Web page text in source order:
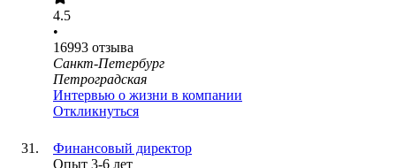
4.5
•
16993 отзыва
Санкт-Петербург
Петроградская
Интервью о жизни в компании
Откликнуться
Финансовый директор
Опыт 3-6 лет